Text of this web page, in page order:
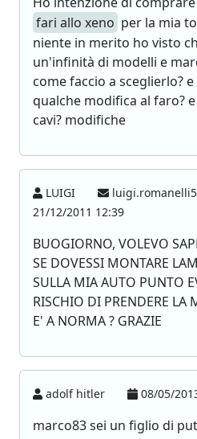
fari allo xeno per la mia
niente in merito ho visto
un'infinità di modelli e
come faccio a sceglierlo?
qualche modifica al faro?
cavi? modifiche
LUIGI
21/12/2011 12:39
BUOGIORNO, VOLEVO
SE DOVESSI MONTARE
SULLA MIA AUTO PUNTO
RISCHIO DI PRENDERE LA
E' A NORMA ? GRAZIE
adolf hitler 08/05/
marco83 sei un figlio di